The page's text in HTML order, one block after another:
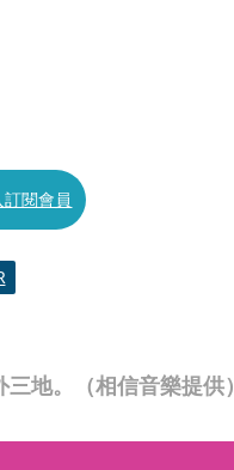
地。（相信音樂提供）
訂閱會員